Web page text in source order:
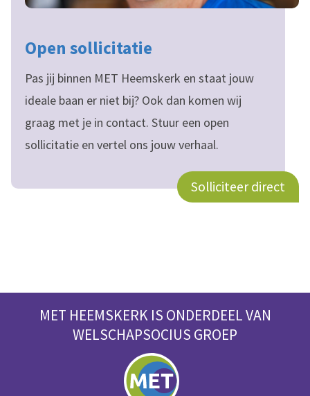
Open sollicitatie
Pas jij binnen MET Heemskerk en staat jouw
ideale baan er niet bij? Ook dan komen wij
graag met je in contact. Stuur een open
sollicitatie en vertel ons jouw verhaal.
Solliciteer direct
MET HEEMSKERK IS ONDERDEEL VAN
WELSCHAPSOCIUS GROEP